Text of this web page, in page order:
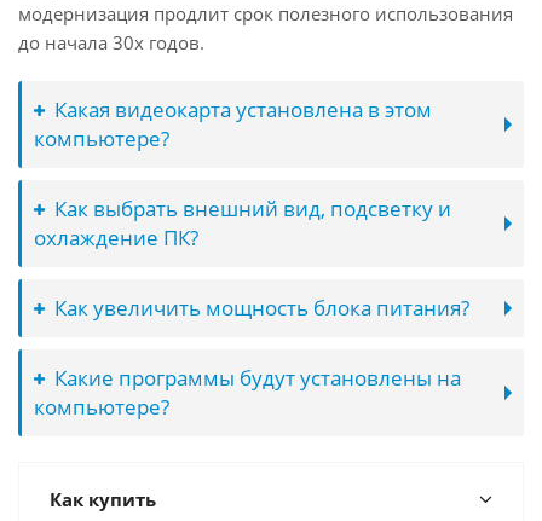
модернизация продлит срок полезного использования
до начала 30х годов.
Какая видеокарта установлена в этом
компьютере?
Как выбрать внешний вид, подсветку и
охлаждение ПК?
Как увеличить мощность блока питания?
Какие программы будут установлены на
компьютере?
Как купить